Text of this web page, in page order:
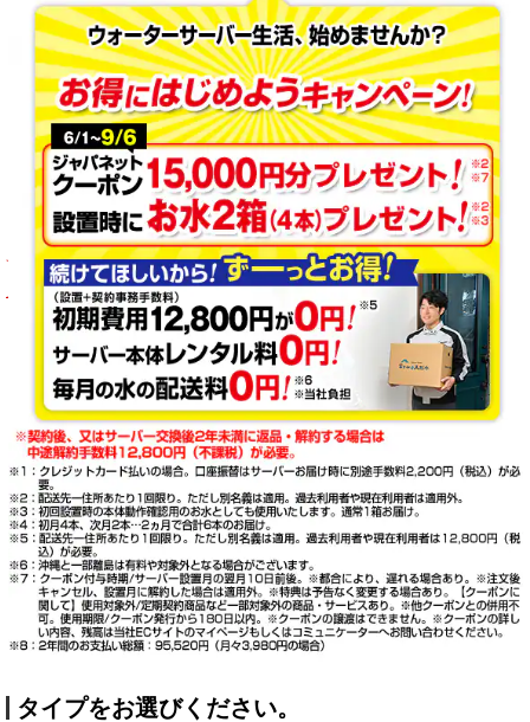
タイプをお選びください。